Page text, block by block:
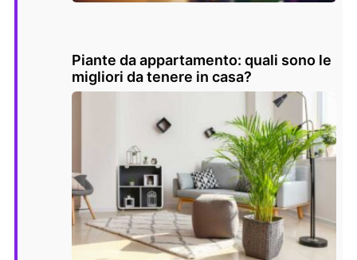
Piante da appartamento: quali sono le
migliori da tenere in casa?